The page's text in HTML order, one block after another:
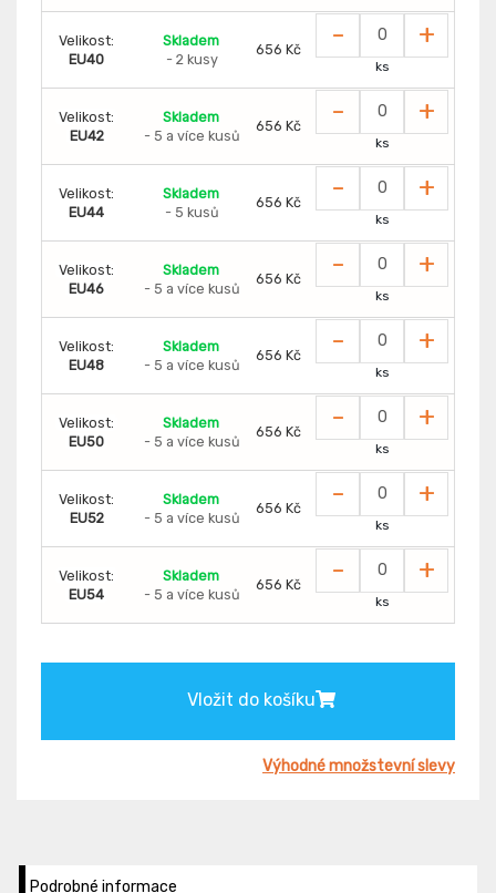
Velikost:
EU40
Skladem
- 2 kusy
656 Kč - +
ks
Velikost:
EU42
Skladem
- 5 a více kusů
656 Kč - +
ks
Velikost:
EU44
Skladem
- 5 kusů
656 Kč - +
ks
Velikost:
EU46
Skladem
- 5 a více kusů
656 Kč - +
ks
Velikost:
EU48
Skladem
- 5 a více kusů
656 Kč - +
ks
Velikost:
EU50
Skladem
- 5 a více kusů
656 Kč - +
ks
Velikost:
EU52
Skladem
- 5 a více kusů
656 Kč - +
ks
Velikost:
EU54
Skladem
- 5 a více kusů
656 Kč - +
ks
Vložit do košíku
Výhodné množstevní slevy
Podrobné informace